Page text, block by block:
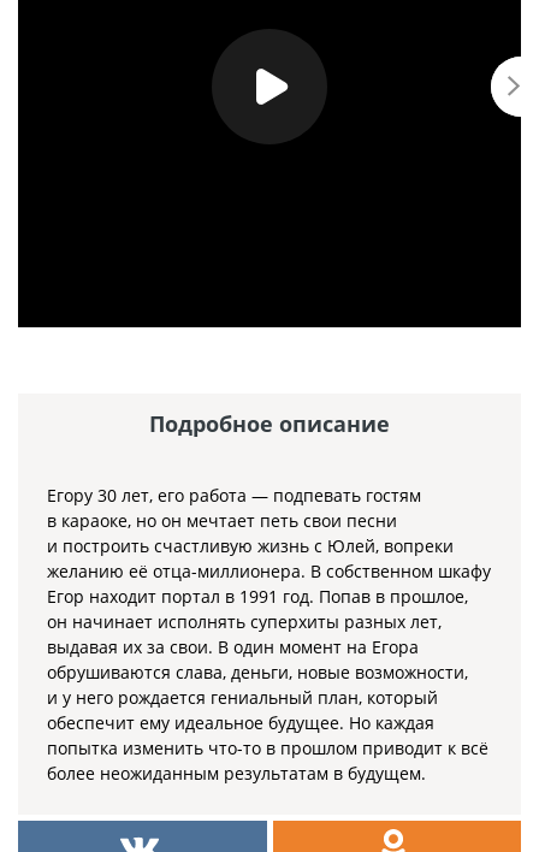
Подробное описание
Егору 30 лет, его работа — подпевать гостям
в караоке, но он мечтает петь свои песни
и построить счастливую жизнь с Юлей, вопреки
желанию её отца-миллионера. В собственном шкафу
Егор находит портал в 1991 год. Попав в прошлое,
он начинает исполнять суперхиты разных лет,
выдавая их за свои. В один момент на Егора
обрушиваются слава, деньги, новые возможности,
и у него рождается гениальный план, который
обеспечит ему идеальное будущее. Но каждая
попытка изменить что-то в прошлом приводит к всё
более неожиданным результатам в будущем.